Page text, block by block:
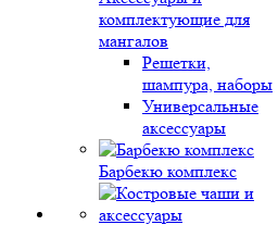
комплектующие для
мангалов
Решетки,
шампура, наборы
Универсальные
аксессуары
Барбекю комплекс